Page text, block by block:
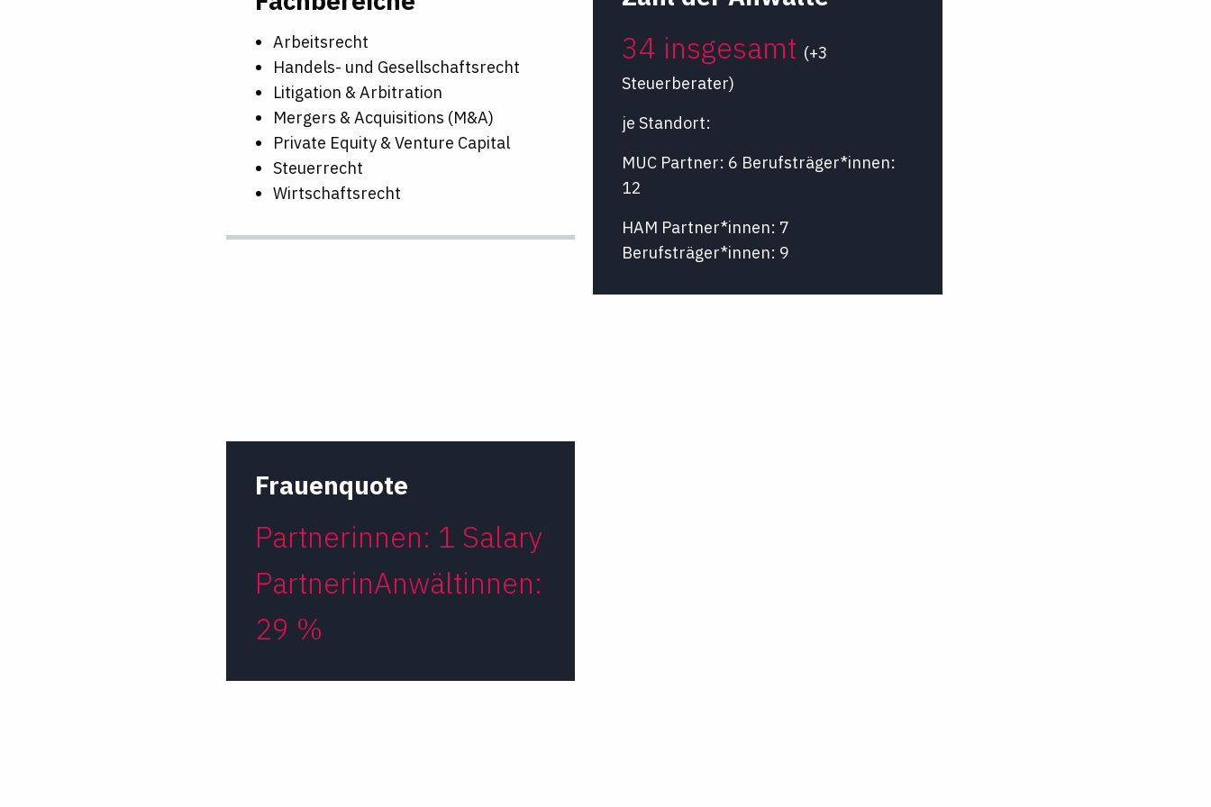
Arbeitsrecht
Handels- und Gesellschaftsrecht
Litigation & Arbitration
Mergers & Acquisitions (M&A)
Private Equity & Venture Capital
Steuerrecht
Wirtschaftsrecht
Frauenquote
Partnerinnen: 1 Salary
PartnerinAnwältinnen:
29 %
34 insgesamt (+3
Steuerberater)
je Standort:
MUC Partner: 6 Berufsträger*innen:
12
HAM Partner*innen: 7
Berufsträger*innen: 9